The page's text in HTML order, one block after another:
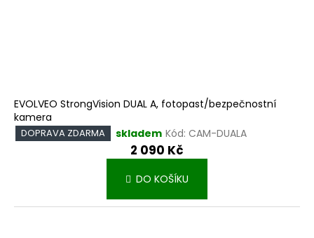
EVOLVEO StrongVision DUAL A, fotopast/bezpečnostní
kamera
DOPRAVA ZDARMA skladem Kód: CAM-DUALA
2 090 Kč
DO KOŠÍKU